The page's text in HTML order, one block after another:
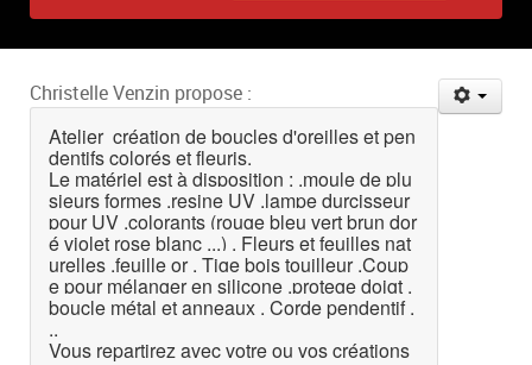
Christelle Venzin propose :
Atelier création de boucles d'oreilles et pen
dentifs colorés et fleuris.
Le matériel est à disposition : .moule de plu
sieurs formes .resine UV .lampe durcisseur
pour UV .colorants (rouge bleu vert brun dor
é violet rose blanc ...) . Fleurs et feuilles nat
urelles .feuille or . Tige bois touilleur .Coup
e pour mélanger en silicone .protege doigt .
boucle métal et anneaux . Corde pendentif .
..
Vous repartirez avec votre ou vos créations